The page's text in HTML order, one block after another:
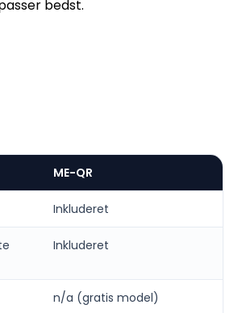
bedst.
ME-QR
Inkluderet
Inkluderet
n/a (gratis model)